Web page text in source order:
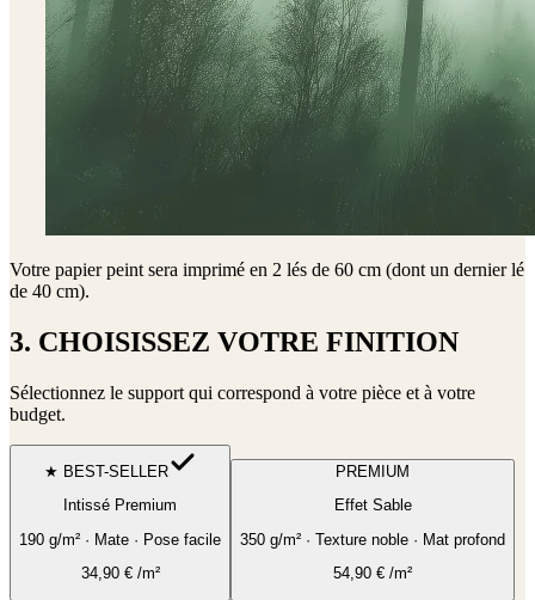
Votre papier peint sera imprimé en 2 lés de 60 cm (dont un dernier lé
de 40 cm).
3. CHOISISSEZ VOTRE FINITION
Sélectionnez le support qui correspond à votre pièce et à votre
budget.
★ BEST-SELLER
Intissé Premium
190 g/m² · Mate · Pose facile
34,90€/m²
PREMIUM
Effet Sable
350 g/m² · Texture noble · Mat profond
54,90 € /m²